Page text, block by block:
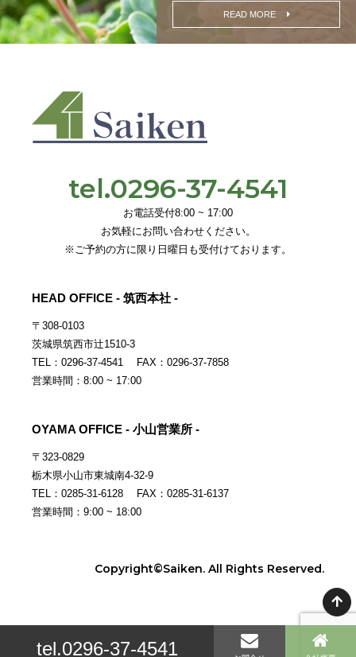
READ MORE
tel.0296-37-4541
お電話受付8:00 ~ 17:00
お気軽にお問い合わせください。
※ご予約の方に限り日曜日も受付けております。
HEAD OFFICE - 筑西本社 -
〒308-0103
茨城県筑西市辻1510-3
TEL：0296-37-4541 FAX：0296-37-7858
営業時間：8:00 ~ 17:00
OYAMA OFFICE - 小山営業所 -
〒323-0829
栃木県小山市東城南4-32-9
TEL：0285-31-6128 FAX：0285-31-6137
営業時間：9:00 ~ 18:00
Copyright©Saiken. All Rights Reserved.
tel.0296-37-4541